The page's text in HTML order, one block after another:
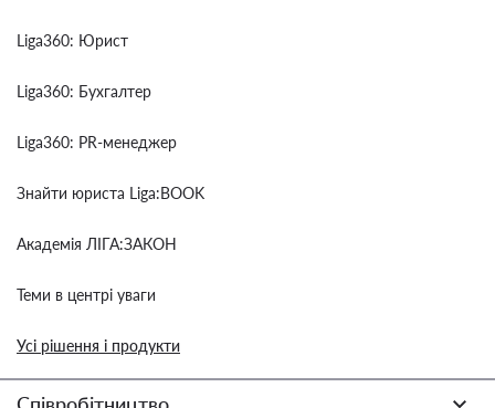
Liga360: Юрист
Liga360: Бухгалтер
Liga360: PR-менеджер
Знайти юриста Liga:BOOK
Академія ЛІГА:ЗАКОН
Теми в центрі уваги
Усі рішення і продукти